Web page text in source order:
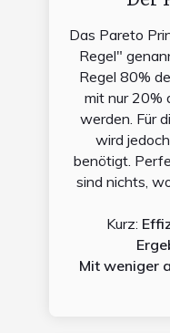
Das Pareto
Regel"
Regel 80%
mit nur 20%
werden. Für
wird
benötigt.
sind nichts,
Kurz:
Mit weniger